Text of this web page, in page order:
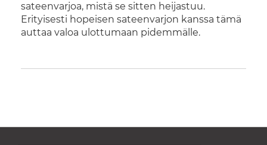
sateenvarjoa, mistä se sitten heijastuu.
Erityisesti hopeisen sateenvarjon kanssa tämä
auttaa valoa ulottumaan pidemmälle.